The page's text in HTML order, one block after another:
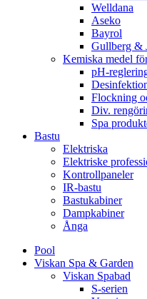
Welldana
Aseko
Bayrol
Gullberg &
Kemiska medel
pH-
Flockning
Div.
Spa
Bastu
Elektriska
Elektriske
Kontrollpaneler
IR-bastu
Bastukabiner
Dampkabiner
Ånga
Pool
Viskan Spa & Garden
Viskan Spabad
S-serien